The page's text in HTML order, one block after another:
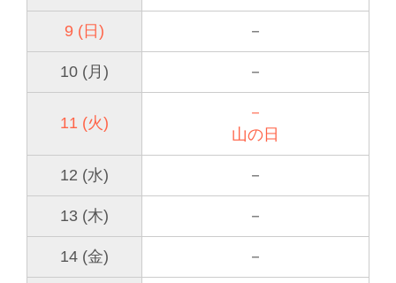
9 (日) －
10 (月) －
11 (火)
－
山の日
12 (水) －
13 (木) －
14 (金) －